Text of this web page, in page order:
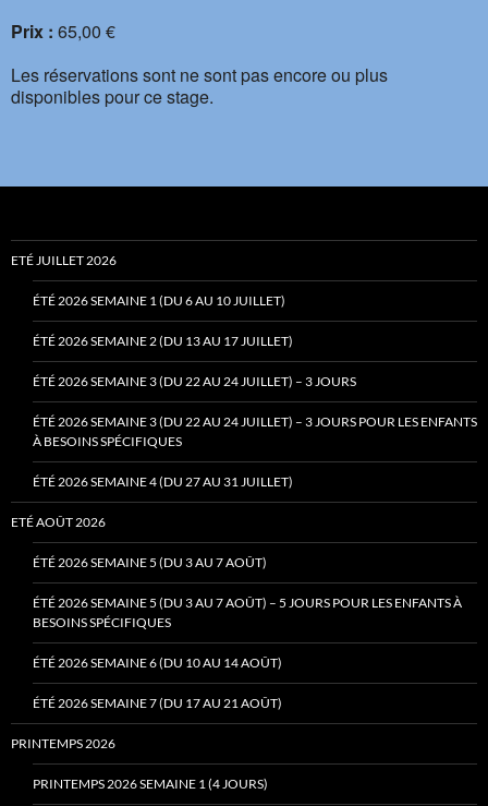
Prix : 65,00 €
Les réservations sont ne sont pas encore ou plus
disponibles pour ce stage.
ETÉ JUILLET 2026
ÉTÉ 2026 SEMAINE 1 (DU 6 AU 10 JUILLET)
ÉTÉ 2026 SEMAINE 2 (DU 13 AU 17 JUILLET)
ÉTÉ 2026 SEMAINE 3 (DU 22 AU 24 JUILLET) – 3 JOURS
ÉTÉ 2026 SEMAINE 3 (DU 22 AU 24 JUILLET) – 3 JOURS POUR LES ENFANTS
À BESOINS SPÉCIFIQUES
ÉTÉ 2026 SEMAINE 4 (DU 27 AU 31 JUILLET)
ETÉ AOÛT 2026
ÉTÉ 2026 SEMAINE 5 (DU 3 AU 7 AOÛT)
ÉTÉ 2026 SEMAINE 5 (DU 3 AU 7 AOÛT) – 5 JOURS POUR LES ENFANTS À
BESOINS SPÉCIFIQUES
ÉTÉ 2026 SEMAINE 6 (DU 10 AU 14 AOÛT)
ÉTÉ 2026 SEMAINE 7 (DU 17 AU 21 AOÛT)
PRINTEMPS 2026
PRINTEMPS 2026 SEMAINE 1 (4 JOURS)